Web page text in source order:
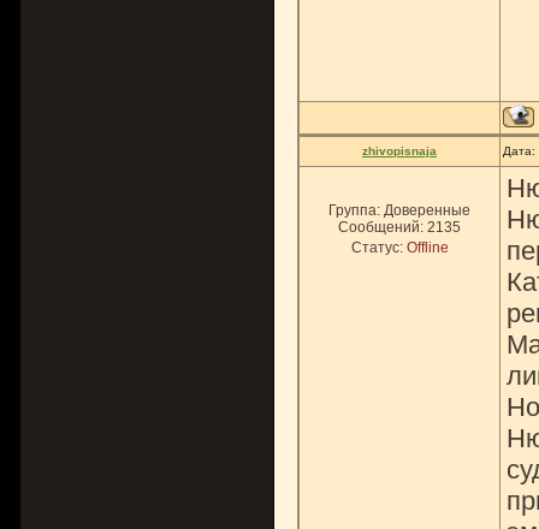
zhivopisnaja
Группа: Доверенные
Сообщений: 2135
Статус: Offline